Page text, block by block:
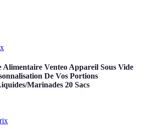
Alimentaire Venteo Appareil Sous Vide
De Vos Portions
Marinades 20 Sacs